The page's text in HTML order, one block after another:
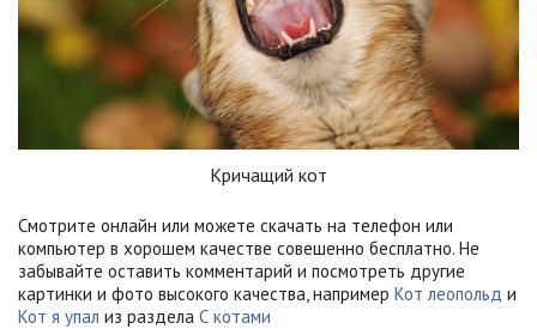
Кричащий кот
Смотрите онлайн или можете скачать на телефон или
компьютер в хорошем качестве совешенно бесплатно. Не
забывайте оставить комментарий и посмотреть другие
картинки и фото высокого качества, например Кот леопольд и
Кот я упал из раздела С котами